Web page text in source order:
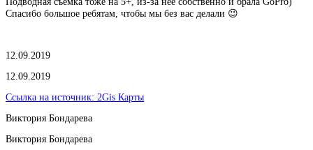
Спасибо большое ребятам, чтобы мы без вас делали 😉
12.09.2019
12.09.2019
Ссылка на источник: 2Gis Карты
Виктория Бондарева
Виктория Бондарева